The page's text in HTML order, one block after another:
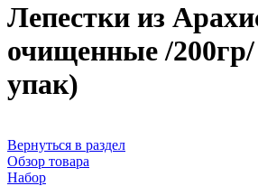
Лепестки из
очищенные /
упак)
Вернуться в раздел
Обзор товара
Набор